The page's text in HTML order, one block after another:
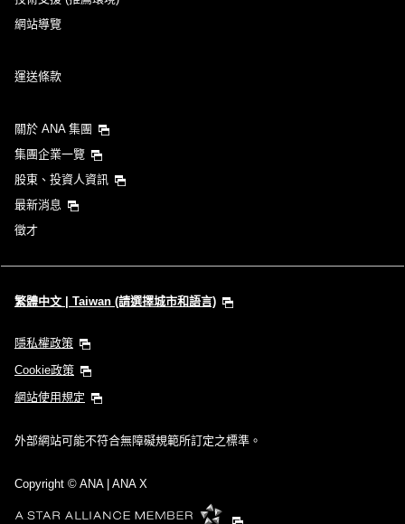
不指定時間
新增中途停留地及轉機所需時間
比較前後三天的票價
・顯示金額為依據您選擇條件下的最優惠票價。
・「＊」為目前無法確認金額的城市、日期。請至空位狀況查詢結果頁面
・顯示金額內含票價、燃油附加費、 航空保險費
網站導覽
運送條款
關於 ANA 集團
集團企業一覽
股東、投資人資訊
最新消息
徵才
繁體中文 | Taiwan (請選擇城市和語言)
隱私權政策
Cookie政策
網站使用規定
外部網站可能不符合無障礙規範所訂定之標準。
Copyright © ANA | ANA X